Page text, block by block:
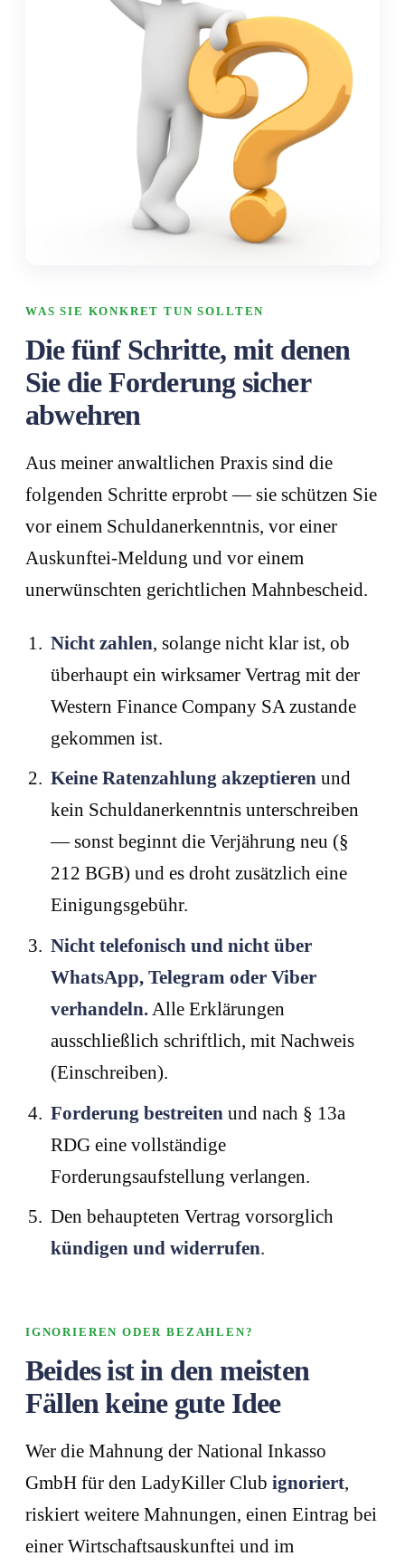
WAS SIE KONKRET TUN SOLLTEN
Die fünf Schritte, mit denen
Sie die Forderung sicher
abwehren
Aus meiner anwaltlichen Praxis sind die
folgenden Schritte erprobt — sie schützen Sie
vor einem Schuldanerkenntnis, vor einer
Auskunftei-Meldung und vor einem
unerwünschten gerichtlichen Mahnbescheid.
Nicht zahlen, solange nicht klar ist, ob
überhaupt ein wirksamer Vertrag mit der
Western Finance Company SA zustande
gekommen ist.
Keine Ratenzahlung akzeptieren und
kein Schuldanerkenntnis unterschreiben
— sonst beginnt die Verjährung neu (§
212 BGB) und es droht zusätzlich eine
Einigungsgebühr.
Nicht telefonisch und nicht über
WhatsApp, Telegram oder Viber
verhandeln.Alle Erklärungen
ausschließlich schriftlich, mit Nachweis
(Einschreiben).
Forderung bestreiten und nach § 13a
RDG eine vollständige
Forderungsaufstellung verlangen.
Den behaupteten Vertrag vorsorglich
kündigen und widerrufen.
IGNORIEREN ODER BEZAHLEN?
Beides ist in den meisten
Fällen keine gute Idee
Wer die Mahnung der National Inkasso
GmbH für den LadyKiller Club ignoriert,
riskiert weitere Mahnungen, einen Eintrag bei
einer Wirtschaftsauskunftei und im